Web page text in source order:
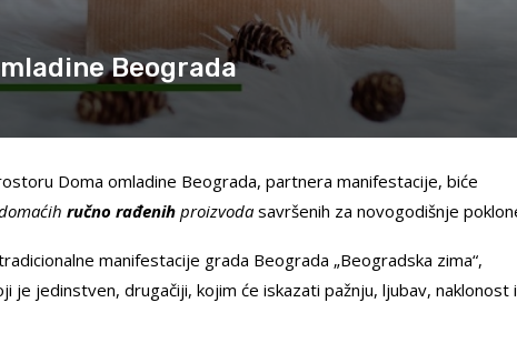
Beograda
Doma omladine Beograda, partnera manifestacije, biće
ručno rađenih proizvoda savršenih za novogodišnje
manifestacije grada Beograda „Beogradska zima“,
je jedinstven, drugačiji, kojim će iskazati pažnju, ljubav, naklonost i